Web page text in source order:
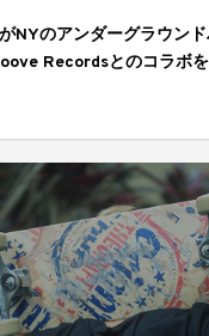
がNYのアンダーグラウン
Recordsとのコラボ